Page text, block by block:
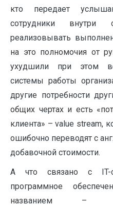
кто передает
сотрудники внутри
реализовывать
на это полномочия от
ухудшили при этом
системы работы
другие потребности
общих чертах и есть
клиента» – value stream,
ошибочно переводят с
добавочной стоимости.
А что связано с IT-
программное
названием –